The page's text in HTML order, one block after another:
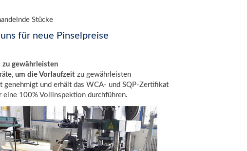
Stücke
für neue Pinselpreise
gewährleisten
um die Vorlaufzeit zu gewährleisten
und erhält das WCA- und SQP-Zertifikat
eine 100% Vollinspektion durchführen.